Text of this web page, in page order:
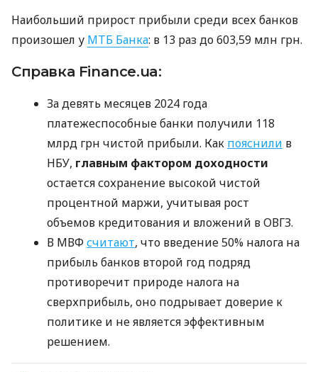
Наибольший прирост прибыли среди всех банков
произошел у МТБ Банка: в 13 раз до 603,59 млн грн.
Справка Finance.ua:
За девять месяцев 2024 года
платежеспособные банки получили 118
млрд грн чистой прибыли. Как пояснили в
НБУ, главным фактором доходности
остается сохранение высокой чистой
процентной маржи, учитывая рост
объемов кредитования и вложений в ОВГЗ.
В МВФсчитают, что введение 50% налога на
прибыль банков второй год подряд
противоречит природе налога на
сверхприбыль, оно подрывает доверие к
политике и не является эффективным
решением.